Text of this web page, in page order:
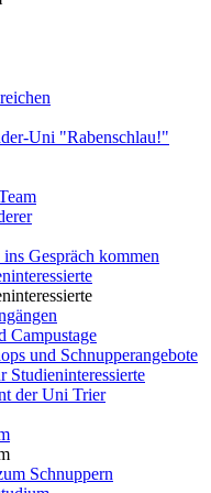
Uni "Rabenschlau!"
Gespräch kommen
Campustage
und Schnupperangebote
Studieninteressierte
der Uni Trier
Schnuppern